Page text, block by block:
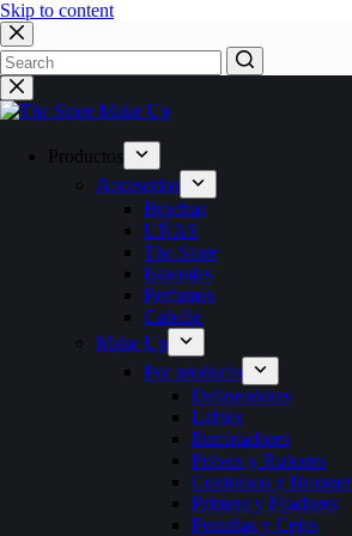
Skip to content
No
results
Productos
Accesorios
Brochas
UÑAS
The Store
Esponjas
Perfumes
Cabello
Make Up
Por producto
Delineadores
Labios
Iluminadores
Polvos y Rubores
Contornos y Bronzer
Primers y Fijadores
Pestañas y Cejas